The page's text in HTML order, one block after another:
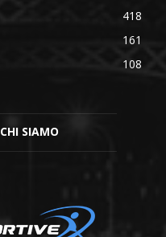
418
161
108
CHI SIAMO